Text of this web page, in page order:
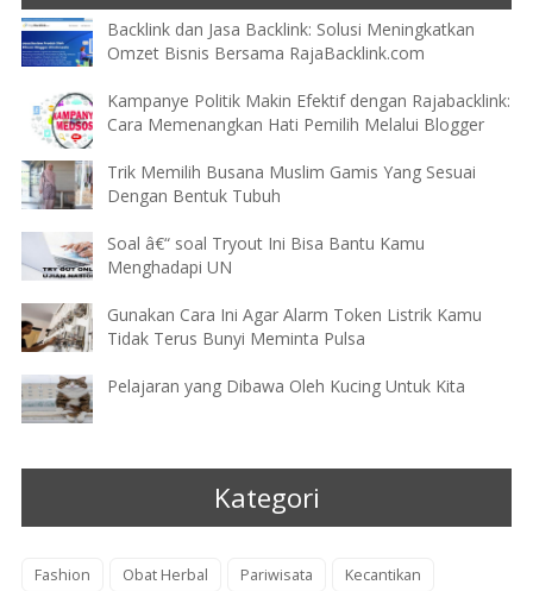
Backlink dan Jasa Backlink: Solusi Meningkatkan
Omzet Bisnis Bersama RajaBacklink.com
Kampanye Politik Makin Efektif dengan Rajabacklink:
Cara Memenangkan Hati Pemilih Melalui Blogger
Trik Memilih Busana Muslim Gamis Yang Sesuai
Dengan Bentuk Tubuh
Soal â€“ soal Tryout Ini Bisa Bantu Kamu
Menghadapi UN
Gunakan Cara Ini Agar Alarm Token Listrik Kamu
Tidak Terus Bunyi Meminta Pulsa
Pelajaran yang Dibawa Oleh Kucing Untuk Kita
Kategori
Fashion Obat Herbal Pariwisata Kecantikan